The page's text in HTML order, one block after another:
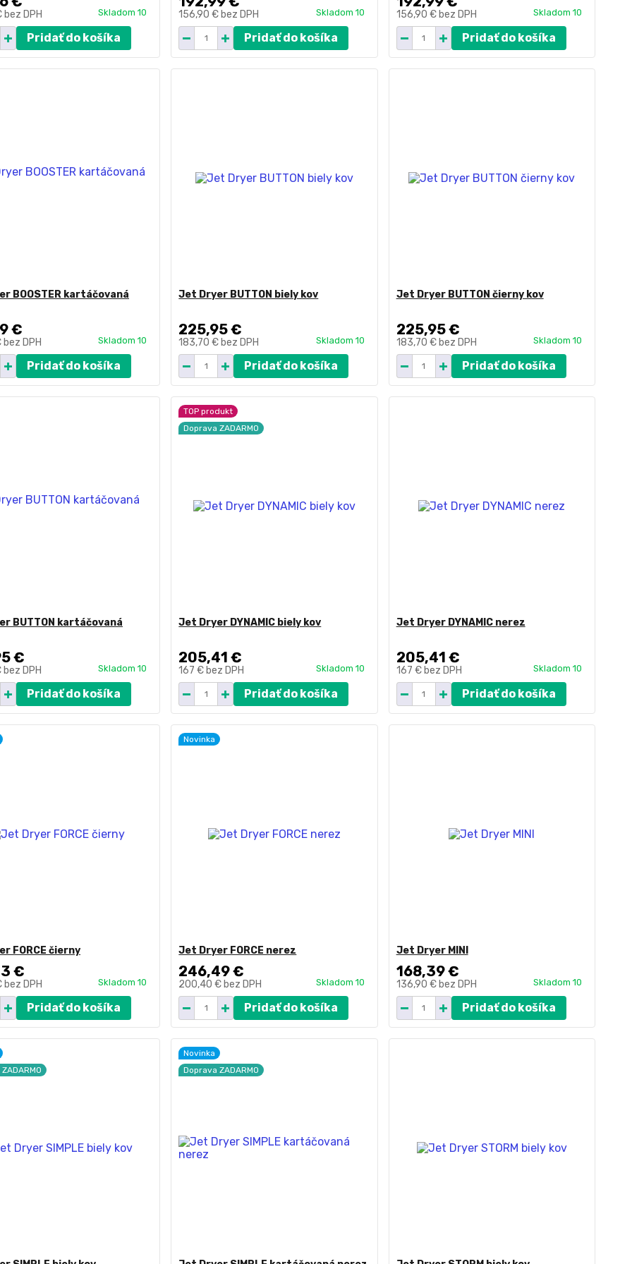
bez DPH Skladom 10
Pridať do košíka
156,90 € bez DPH Skladom 10
Pridať do košíka
156,90 € bez DPH Skladom 10
Pridať do košíka
BOOSTER kartáčovaná
€
bez DPH Skladom 10
Pridať do košíka
Jet Dryer BUTTON biely kov
225,95 €
183,70 € bez DPH Skladom 10
Pridať do košíka
Jet Dryer BUTTON čierny kov
225,95 €
183,70 € bez DPH Skladom 10
Pridať do košíka
BUTTON kartáčovaná
€
bez DPH Skladom 10
Pridať do košíka
TOP produkt
Doprava ZADARMO
Jet Dryer DYNAMIC biely kov
205,41 €
167 € bez DPH Skladom 10
Pridať do košíka
Jet Dryer DYNAMIC nerez
205,41 €
167 € bez DPH Skladom 10
Pridať do košíka
FORCE čierny
€
bez DPH Skladom 10
Pridať do košíka
Novinka
Jet Dryer FORCE nerez
246,49 €
200,40 € bez DPH Skladom 10
Pridať do košíka
Jet Dryer MINI
168,39 €
136,90 € bez DPH Skladom 10
Pridať do košíka
Novinka
Doprava ZADARMO